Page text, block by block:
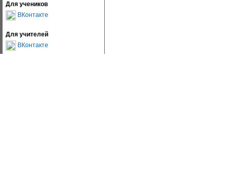
Для учеников
ВКонтакте
Для учителей
ВКонтакте